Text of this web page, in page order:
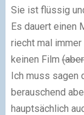
Sie ist flüssig
Es dauert einen
riecht mal
keinen Film
Ich muss sagen
berauschend
hauptsächlich